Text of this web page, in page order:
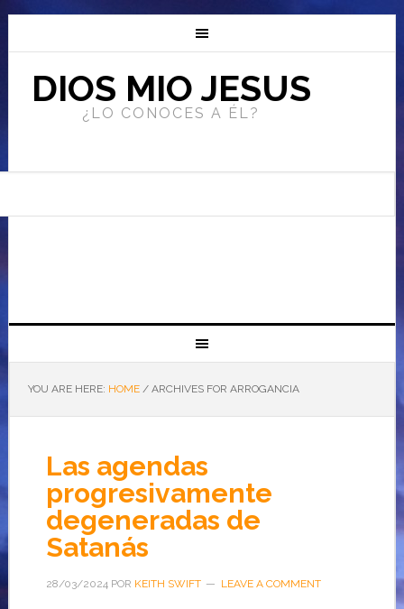
DIOS MIO JESUS
¿LO CONOCES A ÉL?
YOU ARE HERE: HOME /ARCHIVES FOR ARROGANCIA
Las agendas
progresivamente
degeneradas de
Satanás
28/03/2024POR KEITH SWIFT LEAVE A COMMENT